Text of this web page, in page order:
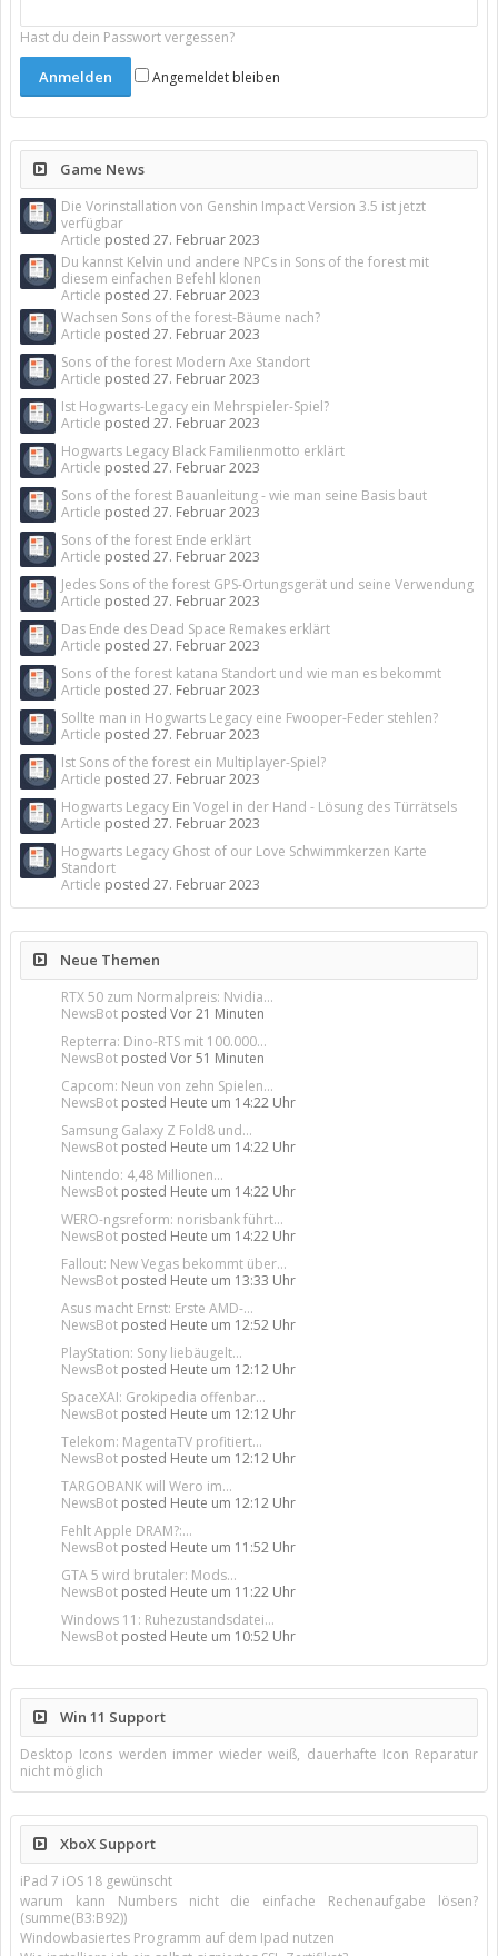
Hast du dein Passwort vergessen?
Angemeldet bleiben
Game News
Die Vorinstallation von Genshin Impact Version 3.5 ist jetzt
verfügbar
Article posted 27. Februar 2023
Du kannst Kelvin und andere NPCs in Sons of the forest mit
diesem einfachen Befehl klonen
Article posted 27. Februar 2023
Wachsen Sons of the forest-Bäume nach?
Article posted 27. Februar 2023
Sons of the forest Modern Axe Standort
Article posted 27. Februar 2023
Ist Hogwarts-Legacy ein Mehrspieler-Spiel?
Article posted 27. Februar 2023
Hogwarts Legacy Black Familienmotto erklärt
Article posted 27. Februar 2023
Sons of the forest Bauanleitung - wie man seine Basis baut
Article posted 27. Februar 2023
Sons of the forest Ende erklärt
Article posted 27. Februar 2023
Jedes Sons of the forest GPS-Ortungsgerät und seine Verwendung
Article posted 27. Februar 2023
Das Ende des Dead Space Remakes erklärt
Article posted 27. Februar 2023
Sons of the forest katana Standort und wie man es bekommt
Article posted 27. Februar 2023
Sollte man in Hogwarts Legacy eine Fwooper-Feder stehlen?
Article posted 27. Februar 2023
Ist Sons of the forest ein Multiplayer-Spiel?
Article posted 27. Februar 2023
Hogwarts Legacy Ein Vogel in der Hand - Lösung des Türrätsels
Article posted 27. Februar 2023
Hogwarts Legacy Ghost of our Love Schwimmkerzen Karte
Standort
Article posted 27. Februar 2023
Neue Themen
RTX 50 zum Normalpreis: Nvidia...
NewsBot posted Vor 21 Minuten
Repterra: Dino-RTS mit 100.000...
NewsBot posted Vor 51 Minuten
Capcom: Neun von zehn Spielen...
NewsBot posted Heute um 14:22 Uhr
Samsung Galaxy Z Fold8 und...
NewsBot posted Heute um 14:22 Uhr
Nintendo: 4,48 Millionen...
NewsBot posted Heute um 14:22 Uhr
WERO-ngsreform: norisbank führt...
NewsBot posted Heute um 14:22 Uhr
Fallout: New Vegas bekommt über...
NewsBot posted Heute um 13:33 Uhr
Asus macht Ernst: Erste AMD-...
NewsBot posted Heute um 12:52 Uhr
PlayStation: Sony liebäugelt...
NewsBot posted Heute um 12:12 Uhr
SpaceXAI: Grokipedia offenbar...
NewsBot posted Heute um 12:12 Uhr
Telekom: MagentaTV profitiert...
NewsBot posted Heute um 12:12 Uhr
TARGOBANK will Wero im...
NewsBot posted Heute um 12:12 Uhr
Fehlt Apple DRAM?:...
NewsBot posted Heute um 11:52 Uhr
GTA 5 wird brutaler: Mods...
NewsBot posted Heute um 11:22 Uhr
Windows 11: Ruhezustandsdatei...
NewsBot posted Heute um 10:52 Uhr
Win 11 Support
Desktop Icons werden immer wieder weiß, dauerhafte Icon Reparatur
nicht möglich
XboX Support
iPad 7 iOS 18 gewünscht
warum kann Numbers nicht die einfache Rechenaufgabe lösen?
(summe(B3:B92))
Windowbasiertes Programm auf dem Ipad nutzen